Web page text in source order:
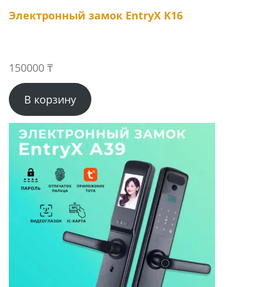
Электронный замок EntryX K16
150000 ₸
В корзину